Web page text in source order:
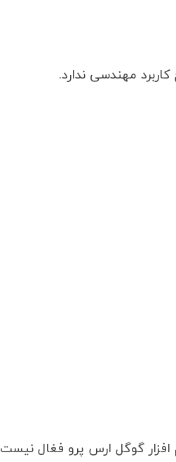
مهندسی ندارد.
گوگل ارس پرو فغال نیست